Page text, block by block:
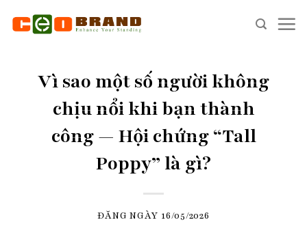
Vì sao một số người không
chịu nổi khi bạn thành
công — Hội chứng “Tall
Poppy” là gì?
ĐĂNG NGÀY 16/05/2026